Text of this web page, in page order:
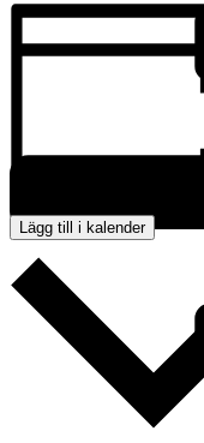
Lägg till i kalender